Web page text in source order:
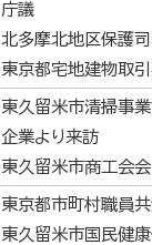
庁議
北多摩北地区保護
東京都宅地建物取
東久留米市清掃事
企業より来訪
東久留米市商工会
東京都市町村職員
東久留米市国民健